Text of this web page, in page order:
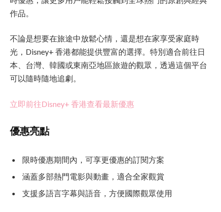
作品。
不論是想要在旅途中放鬆心情，還是想在家享受家庭時
光，Disney+ 香港都能提供豐富的選擇。特別適合前往日
本、台灣、韓國或東南亞地區旅遊的觀眾，透過這個平台
可以隨時隨地追劇。
立即前往Disney+ 香港查看最新優惠
優惠亮點
限時優惠期間內，可享更優惠的訂閱方案
涵蓋多部熱門電影與動畫，適合全家觀賞
支援多語言字幕與語音，方便國際觀眾使用